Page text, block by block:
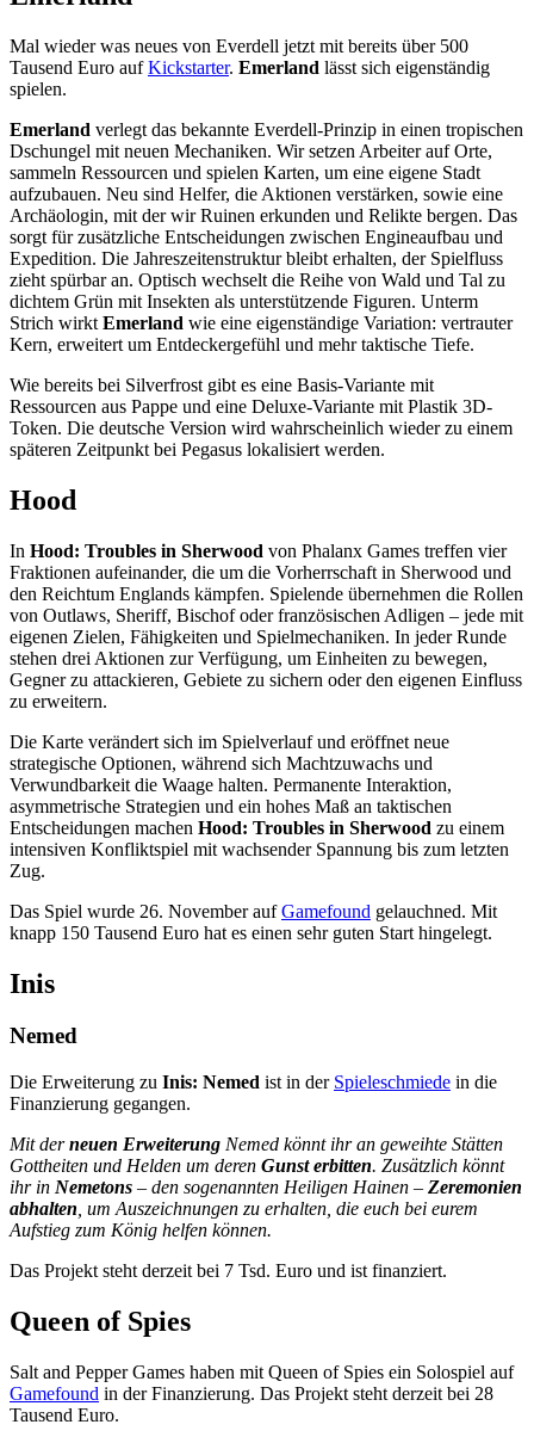
Mal wieder was neues von Everdell jetzt mit bereits über 500
Tausend Euro aufKickstarter. Emerland lässt sich eigenständig
spielen.
Emerland verlegt das bekannte Everdell-Prinzip in einen tropischen
Dschungel mit neuen Mechaniken. Wir setzen Arbeiter auf Orte,
sammeln Ressourcen und spielen Karten, um eine eigene Stadt
aufzubauen. Neu sind Helfer, die Aktionen verstärken, sowie eine
Archäologin, mit der wir Ruinen erkunden und Relikte bergen. Das
sorgt für zusätzliche Entscheidungen zwischen Engineaufbau und
Expedition. Die Jahreszeitenstruktur bleibt erhalten, der Spielfluss
zieht spürbar an. Optisch wechselt die Reihe von Wald und Tal zu
dichtem Grün mit Insekten als unterstützende Figuren. Unterm
Strich wirkt Emerland wie eine eigenständige Variation: vertrauter
Kern, erweitert um Entdeckergefühl und mehr taktische Tiefe.
Wie bereits bei Silverfrost gibt es eine Basis-Variante mit
Ressourcen aus Pappe und eine Deluxe-Variante mit Plastik 3D-
Token. Die deutsche Version wird wahrscheinlich wieder zu einem
späteren Zeitpunkt bei Pegasus lokalisiert werden.
Hood
In Hood: Troubles in Sherwood von Phalanx Games treffen vier
Fraktionen aufeinander, die um die Vorherrschaft in Sherwood und
den Reichtum Englands kämpfen. Spielende übernehmen die Rollen
von Outlaws, Sheriff, Bischof oder französischen Adligen – jede mit
eigenen Zielen, Fähigkeiten und Spielmechaniken. In jeder Runde
stehen drei Aktionen zur Verfügung, um Einheiten zu bewegen,
Gegner zu attackieren, Gebiete zu sichern oder den eigenen Einfluss
zu erweitern.
Die Karte verändert sich im Spielverlauf und eröffnet neue
strategische Optionen, während sich Machtzuwachs und
Verwundbarkeit die Waage halten. Permanente Interaktion,
asymmetrische Strategien und ein hohes Maß an taktischen
Entscheidungen machen Hood: Troubles in Sherwood zu einem
intensiven Konfliktspiel mit wachsender Spannung bis zum letzten
Zug.
Das Spiel wurde 26. November aufGamefound gelauchned. Mit
knapp 150 Tausend Euro hat es einen sehr guten Start hingelegt.
Inis
Nemed
Die Erweiterung zu Inis: Nemed ist in der Spieleschmiede in die
Finanzierung gegangen.
Mit derneuen Erweiterung Nemed könnt ihr an geweihte Stätten
Gottheiten und Helden um deren Gunst erbitten. Zusätzlich könnt
ihr in Nemetons – den sogenannten Heiligen Hainen – Zeremonien
abhalten , um Auszeichnungen zu erhalten, die euch bei eurem
Aufstieg zum König helfen können.
Das Projekt steht derzeit bei 7 Tsd. Euro und ist finanziert.
Queen of Spies
Salt and Pepper Games haben mit Queen of Spies ein Solospiel auf
Gamefound in der Finanzierung. Das Projekt steht derzeit bei 28
Tausend Euro.